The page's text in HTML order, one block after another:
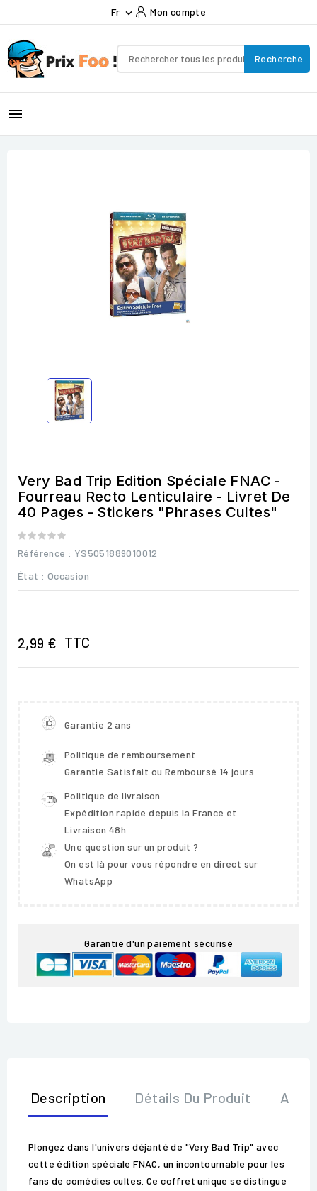
Fr  Mon compte
Recherche

Very Bad Trip Edition Spéciale FNAC -
Fourreau Recto Lenticulaire - Livret De
40 Pages - Stickers "Phrases Cultes"
Référence : YS5051889010012
État : Occasion
2,99 € TTC
Garantie 2 ans
Politique de remboursement
Garantie Satisfait ou Remboursé 14 jours
Politique de livraison
Expédition rapide depuis la France et
Livraison 48h
Une question sur un produit ?
On est là pour vous répondre en direct sur
WhatsApp
Garantie d'un paiement sécurisé
Description Détails Du Produit Avis
Plongez dans l'univers déjanté de "Very Bad Trip" avec
cette édition spéciale FNAC, un incontournable pour les
fans de comédies cultes. Ce coffret unique se distingue